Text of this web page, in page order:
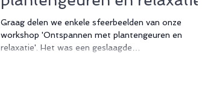
Graag delen we enkele sfeerbeelden van onze
workshop 'Ontspannen met plantengeuren en
relaxatie'. Het was een geslaagde